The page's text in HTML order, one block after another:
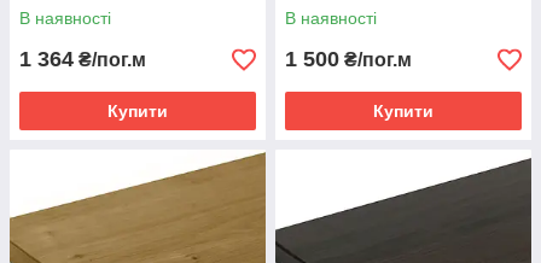
В наявності
1 364 ₴/пог.м
Купити
В наявності
1 500 ₴/пог.м
Купити